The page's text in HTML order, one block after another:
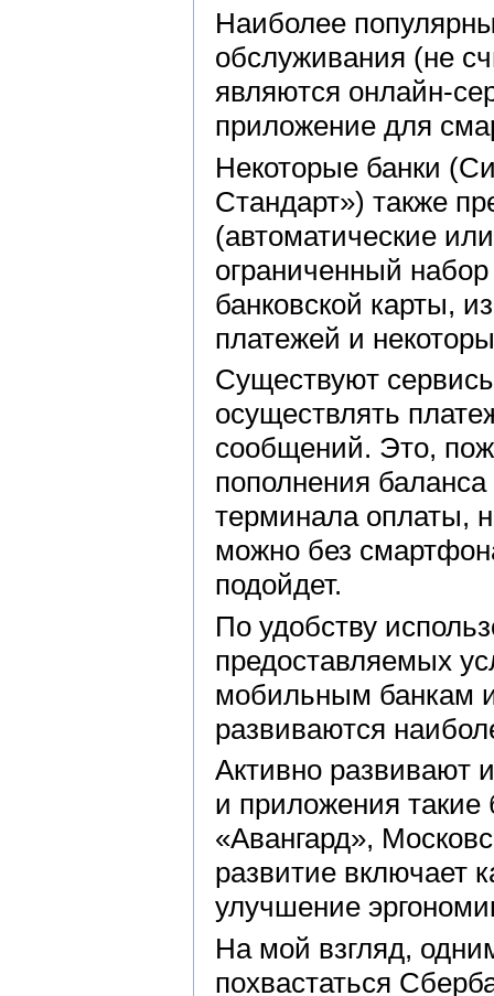
Наиболее
обслуживания (не
являются онлайн-
приложение для
Некоторые банки
Стандарт») также
(автоматические
ограниченный
банковской карты,
платежей и
Существуют
осуществлять
сообщений. Это,
пополнения
терминала оплаты,
можно без
подойдет.
По удобству
предоставляемых
мобильным банкам
развиваются
Активно развивают
и приложения
«Авангард»,
развитие включает
улучшение
На мой взгляд,
похвастаться